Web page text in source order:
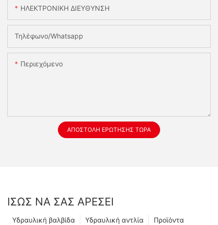
ΗΛΕΚΤΡΟΝΙΚΗ ΔΙΕΥΘΥΝΣΗ
Τηλέφωνο/whatsapp
Περιεχόμενο
ΑΠΟΣΤΟΛΉ ΕΡΏΤΗΣΗΣ ΤΏΡΑ
ΊΣΩΣ ΝΑ ΣΑΣ ΑΡΈΣΕΙ
Προϊόντα
Υδραυλική αντλία
Υδραυλική βαλβίδα